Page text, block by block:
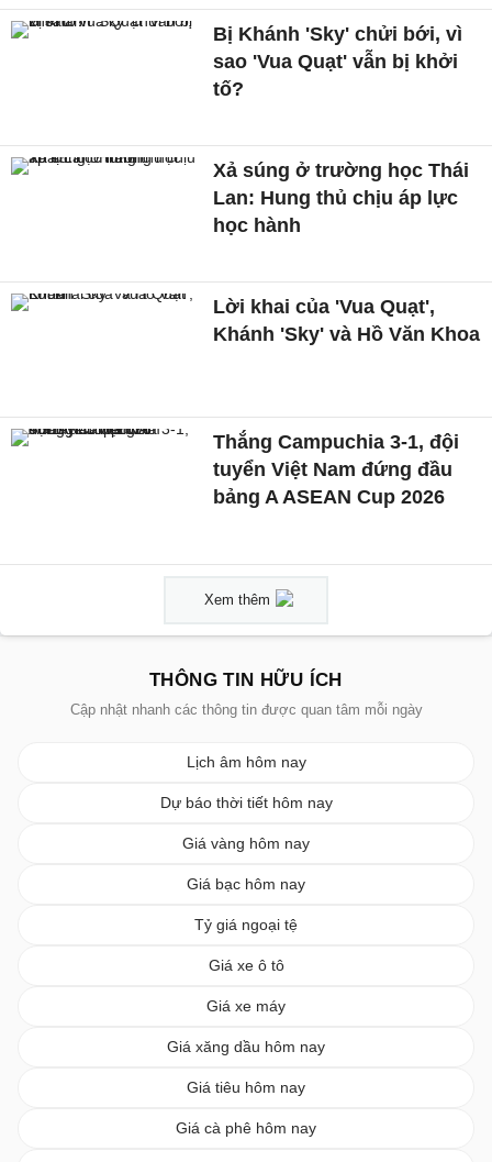
Bị Khánh 'Sky' chửi bới, vì
sao 'Vua Quạt' vẫn bị khởi
tố?
Xả súng ở trường học Thái
Lan: Hung thủ chịu áp lực
học hành
Lời khai của 'Vua Quạt',
Khánh 'Sky' và Hồ Văn Khoa
Thắng Campuchia 3-1, đội
tuyển Việt Nam đứng đầu
bảng A ASEAN Cup 2026
Xem thêm
THÔNG TIN HỮU ÍCH
Cập nhật nhanh các thông tin được quan tâm mỗi ngày
Lịch âm hôm nay
Dự báo thời tiết hôm nay
Giá vàng hôm nay
Giá bạc hôm nay
Tỷ giá ngoại tệ
Giá xe ô tô
Giá xe máy
Giá xăng dầu hôm nay
Giá tiêu hôm nay
Giá cà phê hôm nay